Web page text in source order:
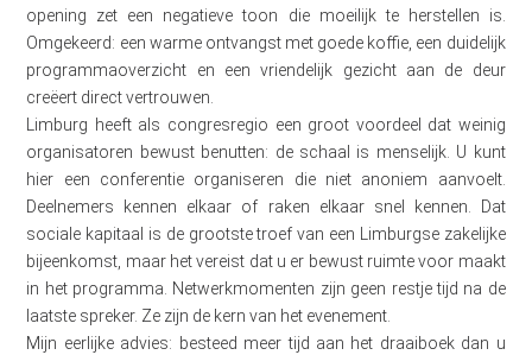
opening zet een negatieve toon die moeilijk te herstellen is.
Omgekeerd: een warme ontvangst met goede koffie, een duidelijk
programmaoverzicht en een vriendelijk gezicht aan de deur
creëert direct vertrouwen.
Limburg heeft als congresregio een groot voordeel dat weinig
organisatoren bewust benutten: de schaal is menselijk. U kunt
hier een conferentie organiseren die niet anoniem aanvoelt.
Deelnemers kennen elkaar of raken elkaar snel kennen. Dat
sociale kapitaal is de grootste troef van een Limburgse zakelijke
bijeenkomst, maar het vereist dat u er bewust ruimte voor maakt
in het programma. Netwerkmomenten zijn geen restje tijd na de
laatste spreker. Ze zijn de kern van het evenement.
Mijn eerlijke advies: besteed meer tijd aan het draaiboek dan u